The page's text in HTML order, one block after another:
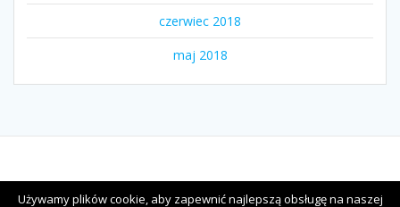
czerwiec 2018
maj 2018
© 2026 Upominki drewniane na urodziny i imieniny. Zbudowano
Używamy plików cookie, aby zapewnić najlepszą obsługę na naszej